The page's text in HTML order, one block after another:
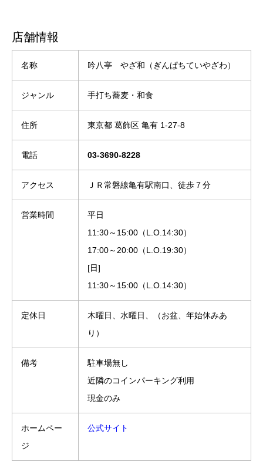
店舗情報
名称 吟八亭 やざ和（ぎんぱちていやざわ）
ジャンル 手打ち蕎麦・和食
住所 東京都 葛飾区 亀有 1-27-8
電話 03-3690-8228
アクセス ＪＲ常磐線亀有駅南口、徒歩７分
営業時間
平日
11:30～15:00（L.O.14:30）
17:00～20:00（L.O.19:30）
[日]
11:30～15:00（L.O.14:30）
定休日
木曜日、水曜日、（お盆、年始休みあ
り）
備考
駐車場無し
近隣のコインパーキング利用
現金のみ
ホームペー
ジ
公式サイト